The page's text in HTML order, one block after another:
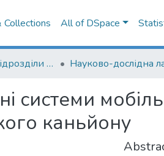
Collections All of DSpace
009. Наукові підрозділи НаУКМА
системи
каньйону